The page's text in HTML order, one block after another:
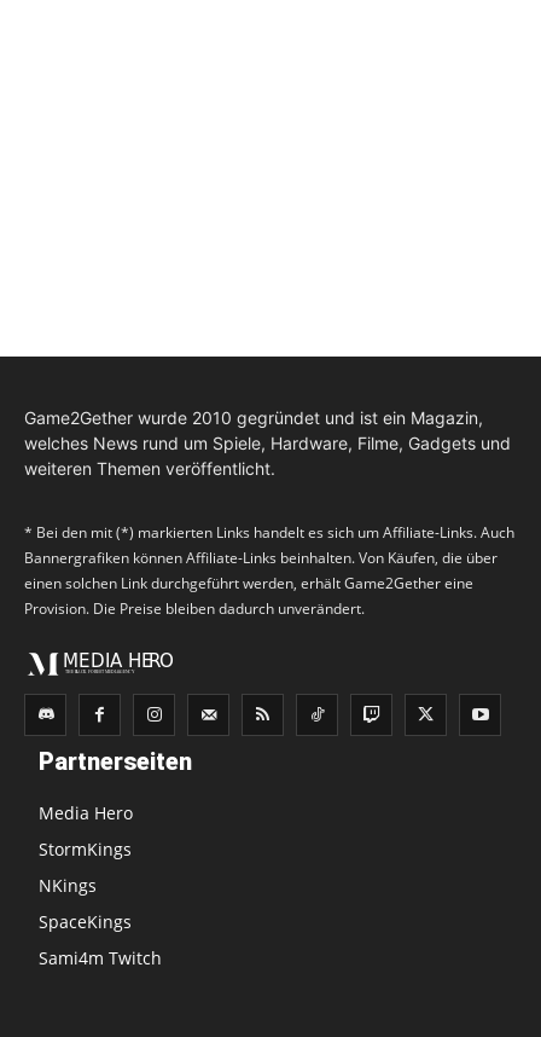
Game2Gether wurde 2010 gegründet und ist ein Magazin,
welches News rund um Spiele, Hardware, Filme, Gadgets und
weiteren Themen veröffentlicht.
* Bei den mit (*) markierten Links handelt es sich um Affiliate-Links. Auch
Bannergrafiken können Affiliate-Links beinhalten. Von Käufen, die über
einen solchen Link durchgeführt werden, erhält Game2Gether eine
Provision. Die Preise bleiben dadurch unverändert.
Partnerseiten
Media Hero
StormKings
NKings
SpaceKings
Sami4m Twitch